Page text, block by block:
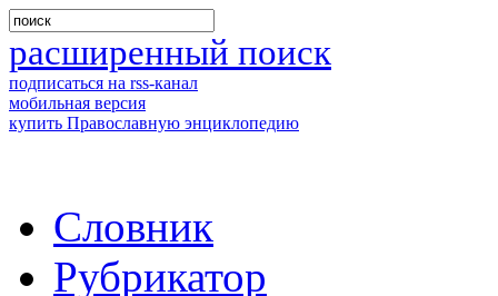
расширенный поиск
подписаться на rss-канал
мобильная версия
купить Православную энциклопедию
Словник
Рубрикатор